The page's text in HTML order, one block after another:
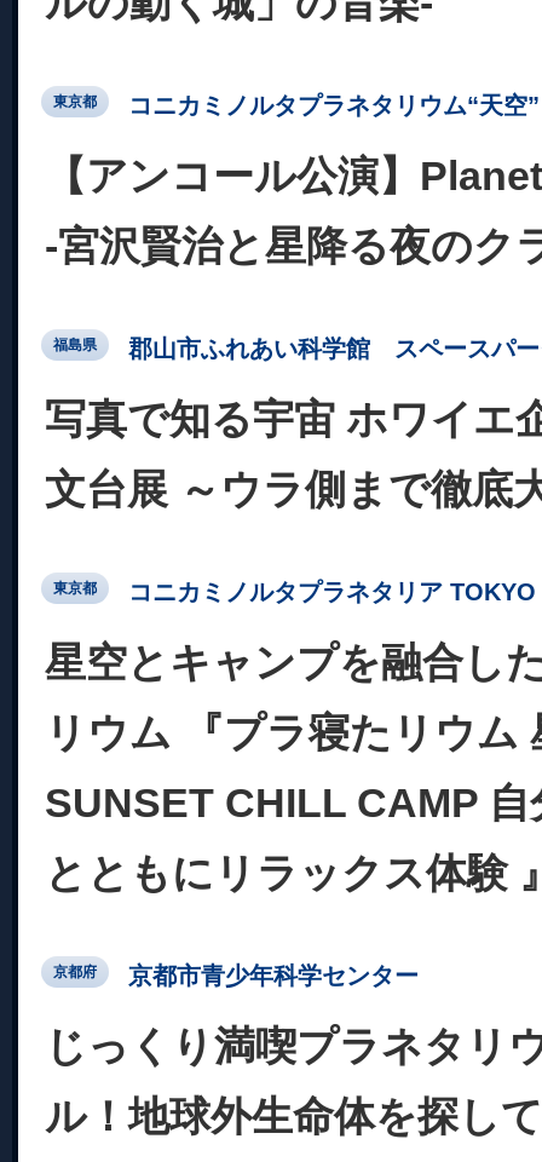
東京都 コニカミノルタプラネタリウム“天
【アンコール公演】
-宮沢賢治と星降る夜のク
福島県 郡山市ふれあい科学館 スペースパ
写真で知る宇宙 ホワイエ
文台展 ～ウラ側まで徹底
東京都 コニカミノルタプラネタリア TOKYO
星空とキャンプを融合し
リウム 『プラ寝たリウム
SUNSET CHILL CAMP
とともにリラックス体験
京都府 京都市青少年科学センター
じっくり満喫プラネタリ
ル！地球外生命体を探し